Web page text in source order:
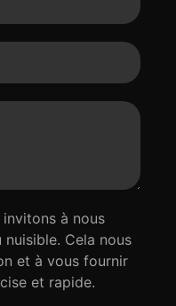
à nous
Cela nous
et à vous fournir
et rapide.